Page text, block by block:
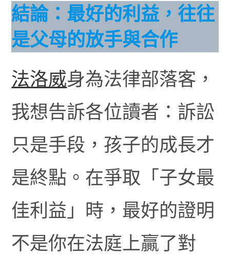
結論：最好的利益，往往
是父母的放手與合作
法洛威身為法律部落客，
我想告訴各位讀者：訴訟
只是手段，孩子的成長才
是終點。在爭取「子女最
佳利益」時，最好的證明
不是你在法庭上贏了對